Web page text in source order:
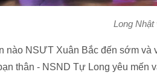
Long Nhật
nào NSƯT Xuân Bắc đến sớm
thân - NSND Tự Long yêu mến